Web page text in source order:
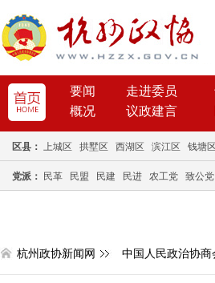
要闻 走进委员
概况
议政建言
区县： 上城区 拱墅区 西湖区 滨江区 钱塘区
党派： 民革 民盟 民建 民进 农工党 致公党
杭州政协新闻网 中国人民政治协